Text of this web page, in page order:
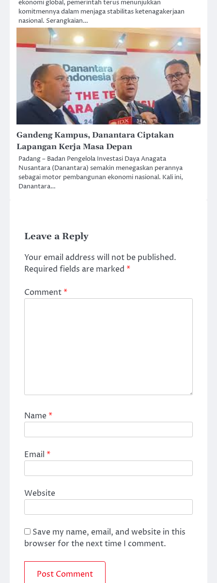
ekonomi global, pemerintah terus menunjukkan
komitmennya dalam menjaga stabilitas ketenagakerjaan
nasional. Serangkaian…
Gandeng Kampus, Danantara Ciptakan
Lapangan Kerja Masa Depan
Padang – Badan Pengelola Investasi Daya Anagata
Nusantara (Danantara) semakin menegaskan perannya
sebagai motor pembangunan ekonomi nasional. Kali ini,
Danantara…
Leave a Reply
Your email address will not be published.
Required fields are marked *
Comment*
Name*
Email *
Website
Save my name, email, and website in this
browser for the next time I comment.